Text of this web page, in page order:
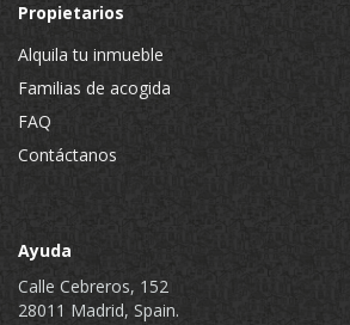
Propietarios
Alquila tu inmueble
Familias de acogida
FAQ
Contáctanos
Ayuda
Calle Cebreros, 152
28011 Madrid, Spain.